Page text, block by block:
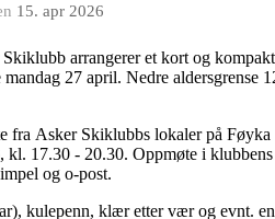
15. apr 2026
arrangerer et kort og kompakt
27 april. Nedre aldersgrense
fra Asker Skiklubbs lokaler på Føyka
kl. 17.30 - 20.30. Oppmøte i klubbens
og o-post.
kulepenn, klær etter vær og evnt. en